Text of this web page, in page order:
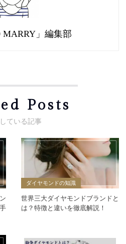
MARRY」編集部
Posts
ダイヤモンドの知識
世界三大ダイヤモンドブランドと
は？特徴と違いを徹底解説！